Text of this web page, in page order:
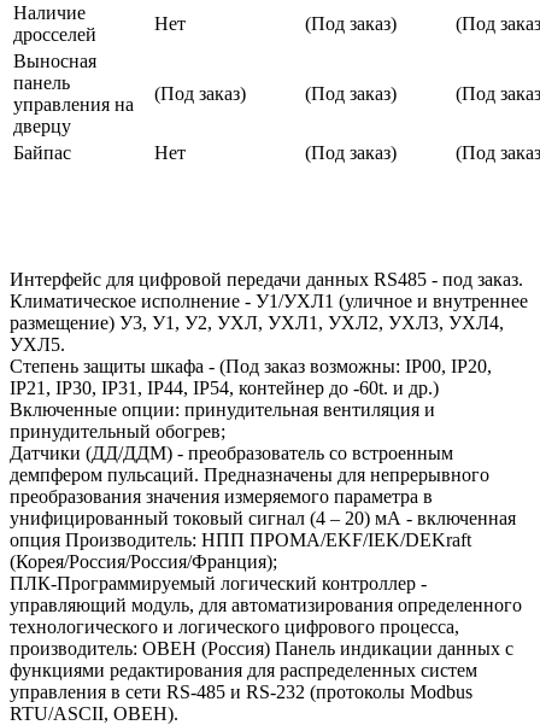
Наличие
дросселей
Нет (Под заказ)
(Под
Выносная
панель
управления на
дверцу
(Под заказ) (Под заказ) (Под
Байпас Нет (Под заказ) (Под
Интерфейс для цифровой передачи данных RS485 - под заказ.
Климатическое исполнение - У1/УХЛ1 (уличное и внутреннее
размещение) У3, У1, У2, УХЛ, УХЛ1, УХЛ2, УХЛ3, УХЛ4,
УХЛ5.
Степень защиты шкафа - (Под заказ возможны: IP00, IP20,
IP21, IP30, IP31, IP44, IP54, контейнер до -60t. и др.)
Включенные опции: принудительная вентиляция и
принудительный обогрев;
Датчики (ДД/ДДМ) - преобразователь со встроенным
демпфером пульсаций. Предназначены для непрерывного
преобразования значения измеряемого параметра в
унифицированный токовый сигнал (4 – 20) мА - включенная
опция Производитель: НПП ПРОМА/EKF/IEK/DEKraft
(Корея/Россия/Россия/Франция);
ПЛК-Программируемый логический контроллер -
управляющий модуль, для автоматизирования определенного
технологического и логического цифрового процесса,
производитель: ОВЕН (Россия) Панель индикации данных с
функциями редактирования для распределенных систем
управления в сети RS-485 и RS-232 (протоколы Modbus
RTU/ASCII, ОВЕН).